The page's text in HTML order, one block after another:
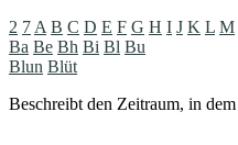
2 7 A B C D E F G H I J K L M
Ba Be Bh Bi Bl Bu
Blun Blüt
Beschreibt den Zeitraum, in dem